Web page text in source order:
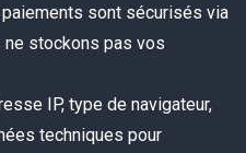
sont sécurisés via
stockons pas vos
IP, type de navigateur,
techniques pour